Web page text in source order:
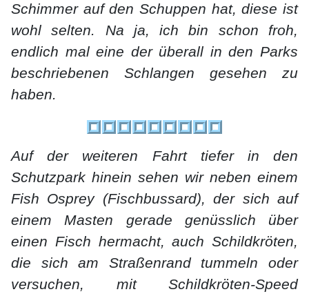
Schimmer auf den Schuppen hat, diese ist
wohl selten. Na ja, ich bin schon froh,
endlich mal eine der überall in den Parks
beschriebenen Schlangen gesehen zu
haben.
Auf der weiteren Fahrt tiefer in den
Schutzpark hinein sehen wir neben einem
Fish Osprey (Fischbussard), der sich auf
einem Masten gerade genüsslich über
einen Fisch hermacht, auch Schildkröten,
die sich am Straßenrand tummeln oder
versuchen, mit Schildkröten-Speed